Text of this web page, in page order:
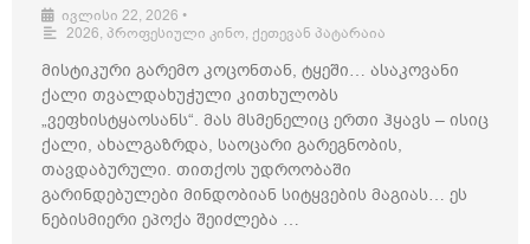
ივლისი 22, 2026 •
2026, პროფესიული კინო, ქეთევან პატარაია
მისტიკური გარემო კოცონთან, ტყეში… ასაკოვანი
ქალი თვალდახუჭული კითხულობს
„ვეფხისტყაოსანს“. მას მსმენელიც ერთი ჰყავს – ისიც
ქალი, ახალგაზრდა, საოცარი გარეგნობის,
თავდაბურული. თითქოს უდროობაში
გარინდებულები მინდობიან სიტყვების მაგიას… ეს
ნებისმიერი ეპოქა შეიძლება …